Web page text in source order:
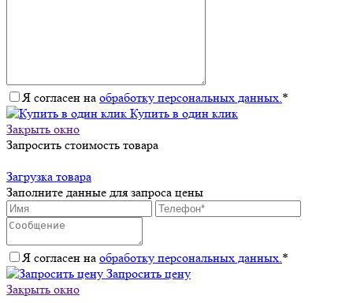
Я согласен на обработку персональных данных.*
Купить в один клик
Закрыть окно
Запросить стоимость товара
Загрузка товара
Заполните данные для запроса цены
Я согласен на обработку персональных данных.*
Запросить цену
Закрыть окно